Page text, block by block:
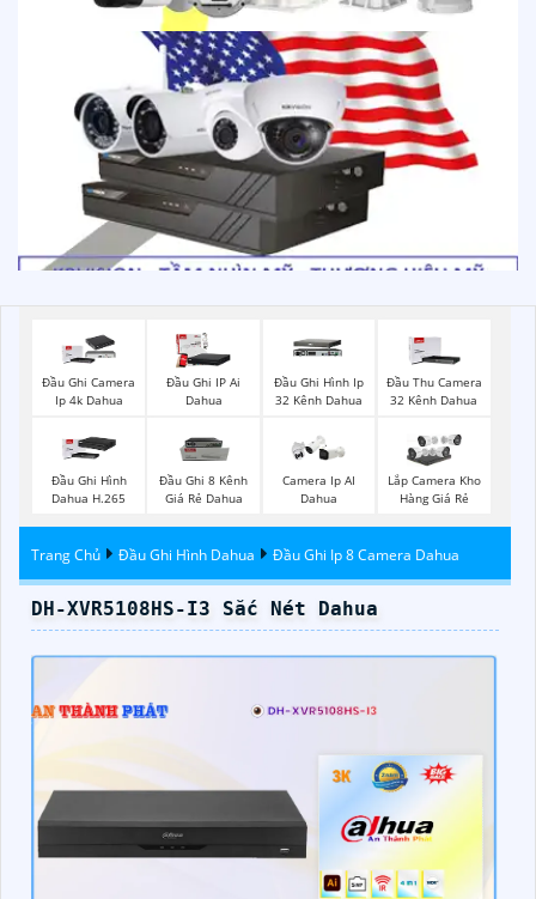
Đầu Ghi Camera
Ip 4k Dahua
Đầu Ghi IP Ai
Dahua
Đầu Ghi Hình Ip
32 Kênh Dahua
Đầu Thu Camera
32 Kênh Dahua
Đầu Ghi Hình
Dahua H.265
Đầu Ghi 8 Kênh
Giá Rẻ Dahua
Camera Ip AI
Dahua
Lắp Camera Kho
Hàng Giá Rẻ
Trang Chủ Đầu Ghi Hình Dahua Đầu Ghi Ip 8 Camera Dahua
DH-XVR5108HS-I3 Sắc Nét Dahua